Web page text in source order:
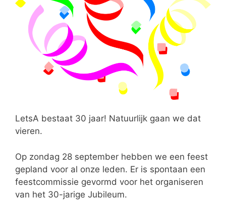
LetsA bestaat 30 jaar! Natuurlijk gaan we dat
vieren.
Op zondag 28 september hebben we een feest
gepland voor al onze leden. Er is spontaan een
feestcommissie gevormd voor het organiseren
van het 30-jarige Jubileum.